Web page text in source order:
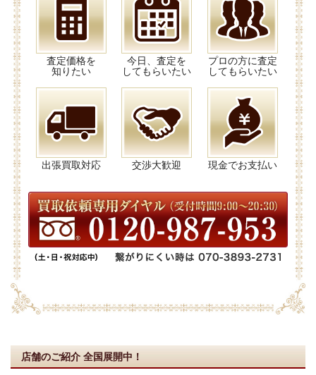
査定価格を
知りたい
今日、査定を
してもらいたい
プロの方に査定
してもらいたい
出張買取対応 交渉大歓迎 現金でお支払い
店舗のご紹介 全国展開中！